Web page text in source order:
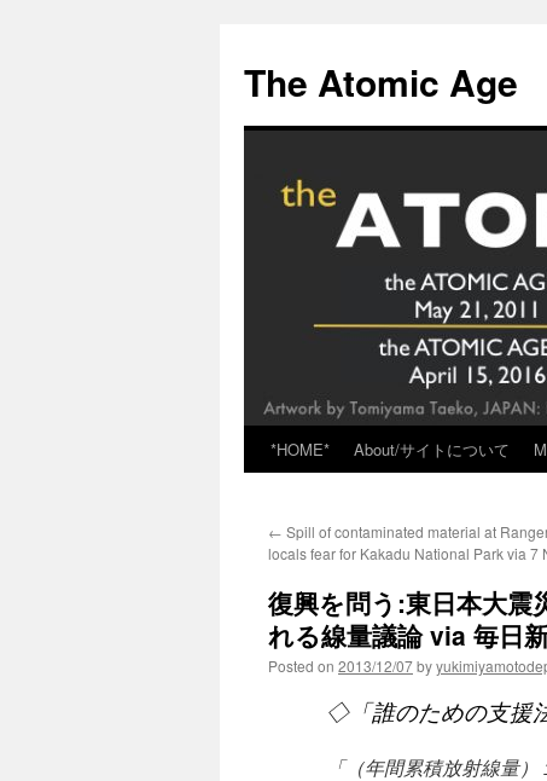
content
The Atomic Age
*HOME* About/サイトについて
← Spill of contaminated material at
locals fear for Kakadu National Park via 7
復興を問う:東日本大
れる線量議論 via 毎日
Posted on 2013/12/07by
◇「誰のための支援
「（年間累積放射線量